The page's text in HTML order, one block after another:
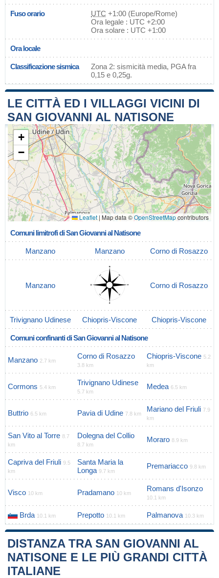
Fuso orario UTC +1:00 (Europe/Rome)
Ora legale : UTC +2:00
Ora solare : UTC +1:00
Ora locale
Classificazione sismica
Zona 2: sismicità media, PGA fra
0,15 e 0,25g.
LE CITTÀ ED I VILLAGGI VICINI DI
SAN GIOVANNI AL NATISONE
+
−
Leaflet | Map data ©OpenStreetMapcontributors
Comuni limitrofi di San Giovanni al Natisone
Manzano Manzano Corno di Rosazzo
Manzano Corno di Rosazzo
Trivignano Udinese Chiopris-Viscone Chiopris-Viscone
Comuni confinanti di San Giovanni al Natisone
Manzano 2.7 km
Corno di Rosazzo
3.8 km
Chiopris-Viscone 5.2
km
Cormons 5.4 km
Trivignano Udinese
5.7 km
Medea 6.5 km
Buttrio 6.5 km Pavia di Udine 7.8 km
Mariano del Friuli 7.9
km
San Vito al Torre 8.7
km
Dolegna del Collio
8.7 km
Moraro 8.9 km
Capriva del Friuli 9.5
km
Santa Maria la
Longa 9.7 km
Premariacco 9.8 km
Visco 10 km Pradamano 10 km
Romans d'Isonzo
10.1 km
Brda 10.1 km Prepotto 10.1 km Palmanova 10.3 km
DISTANZA TRA SAN GIOVANNI AL
NATISONE E LE PIÙ GRANDI CITTÀ
ITALIANE